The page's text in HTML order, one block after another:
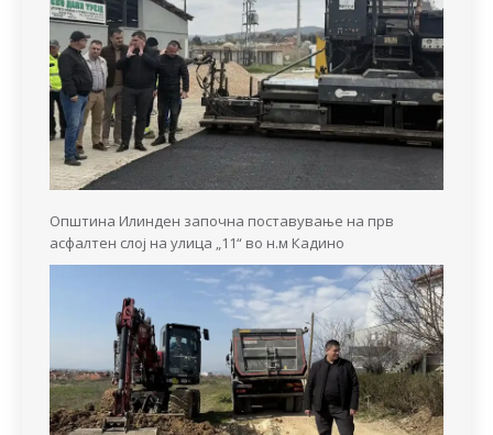
Општина Илинден започна поставување на прв
асфалтен слој на улица „11“ во н.м Кадино